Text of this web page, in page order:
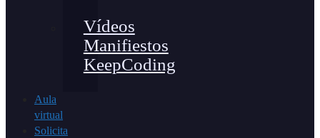
Vídeos
Manifiestos
KeepCoding
Aula
virtual
Solicita